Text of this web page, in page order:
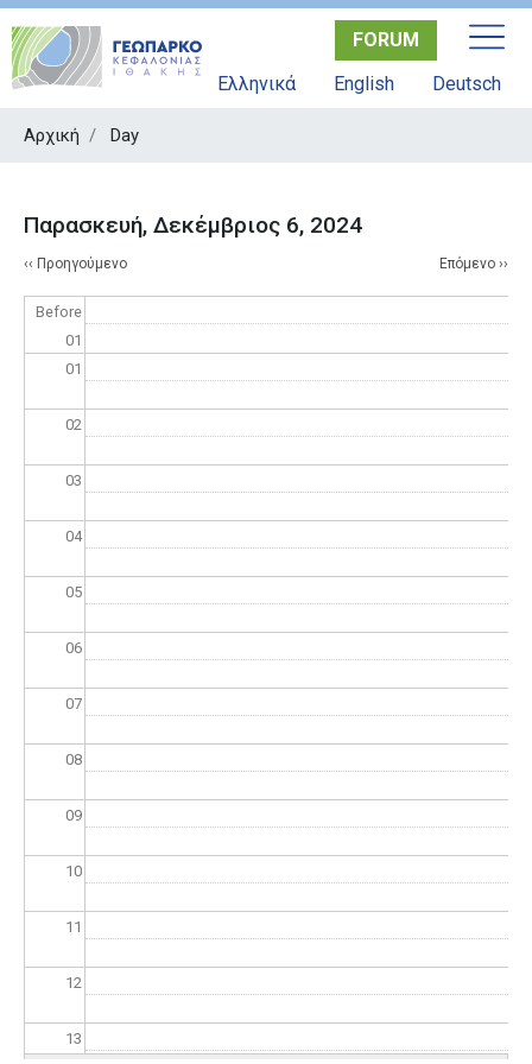
Παράκαμψη
FORUM
Ελληνικά
English Deutsch
Αρχική Day
Παρασκευή, Δεκέμβριος 6, 2024
Σελιδοποίηση
‹‹ Προηγούμενο Επόμενο ››
Before
01
01
02
03
04
05
06
07
08
09
10
11
12
13